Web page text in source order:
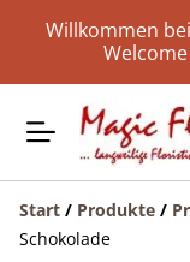
Willkommen
Start / Produkte /
Schokolade